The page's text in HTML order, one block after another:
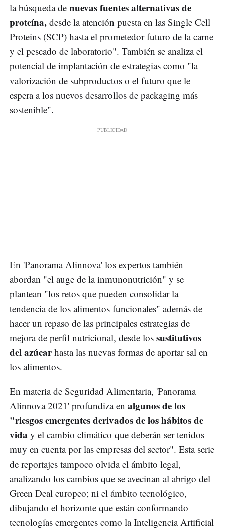
la búsqueda de nuevas fuentes alternativas de
proteína, desde la atención puesta en las Single Cell
Proteins (SCP) hasta el prometedor futuro de la carne
y el pescado de laboratorio". También se analiza el
potencial de implantación de estrategias como "la
valorización de subproductos o el futuro que le
espera a los nuevos desarrollos de packaging más
sostenible".
En 'Panorama Alinnova' los expertos también
abordan "el auge de la inmunonutrición" y se
plantean "los retos que pueden consolidar la
tendencia de los alimentos funcionales" además de
hacer un repaso de las principales estrategias de
mejora de perfil nutricional, desde los sustitutivos
del azúcarhasta las nuevas formas de aportar sal en
los alimentos.
En materia de Seguridad Alimentaria, 'Panorama
Alinnova 2021' profundiza en algunos de los
"riesgos emergentes derivados de los hábitos de
vida y el cambio climático que deberán ser tenidos
muy en cuenta por las empresas del sector". Esta serie
de reportajes tampoco olvida el ámbito legal,
analizando los cambios que se avecinan al abrigo del
Green Deal europeo; ni el ámbito tecnológico,
dibujando el horizonte que están conformando
tecnologías emergentes como la Inteligencia Artificial